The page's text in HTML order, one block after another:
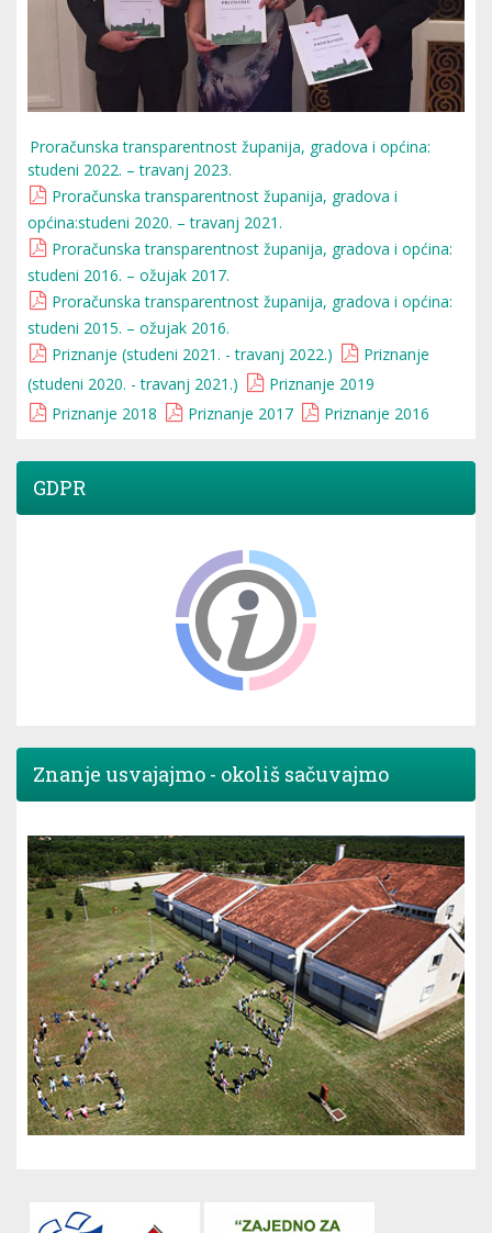
Proračunska transparentnost županija, gradova i općina:
studeni 2022. – travanj 2023.
Proračunska transparentnost županija, gradova i
općina:studeni 2020. – travanj 2021.
Proračunska transparentnost županija, gradova i općina:
studeni 2016. – ožujak 2017.
Proračunska transparentnost županija, gradova i općina:
studeni 2015. – ožujak 2016.
Priznanje (studeni 2021. - travanj 2022.)
Priznanje
(studeni 2020. - travanj 2021.)
Priznanje 2019
Priznanje 2018
Priznanje 2017 Priznanje 2016
GDPR
Znanje usvajajmo - okoliš sačuvajmo